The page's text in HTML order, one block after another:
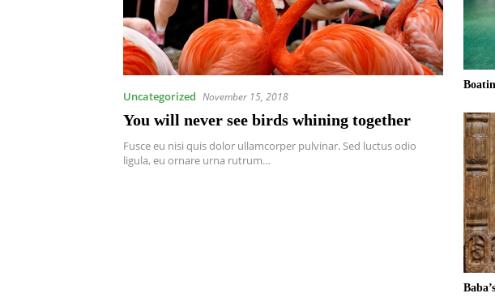
Uncategorized November 15, 2018
You will never see birds whining together
Fusce eu nisi quis dolor ullamcorper pulvinar. Sed luctus odio
ligula, eu ornare urna rutrum…